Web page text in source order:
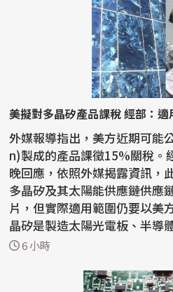
美擬對多晶矽產品課稅 經部：
外媒報導指出，美方近期可能
n)製成的產品課徵15%關稅。
晚回應，依照外媒揭露資訊，
多晶矽及其太陽能供應鏈供應
片，但實際適用範圍仍要以美方
晶矽是製造太陽光電板、半導
美方...
6 小時